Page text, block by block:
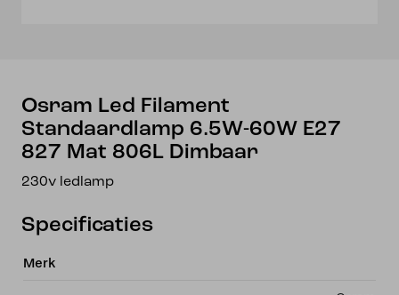
aantal
Osram Led Filament
Standaardlamp 6.5W-60W E27
827 Mat 806L Dimbaar
230v ledlamp
Specificaties
Merk